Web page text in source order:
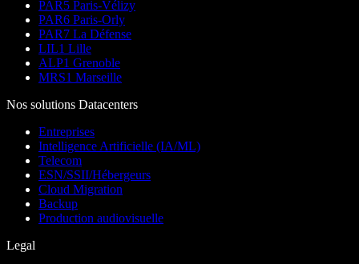
PAR5 Paris-Vélizy
PAR6 Paris-Orly
PAR7 La Défense
LIL1 Lille
ALP1 Grenoble
MRS1 Marseille
Nos solutions Datacenters
Entreprises
Intelligence Artificielle (IA/ML)
Telecom
ESN/SSII/Hébergeurs
Cloud Migration
Backup
Production audiovisuelle
Legal